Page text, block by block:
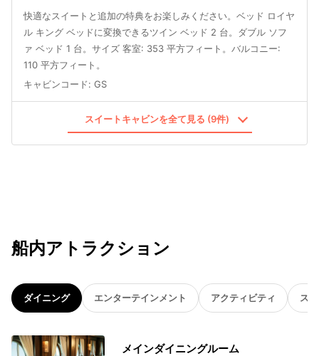
快適なスイートと追加の特典をお楽しみください。ベッド ロイヤ
ル キング ベッドに変換できるツイン ベッド 2 台。ダブル ソフ
ァ ベッド 1 台。サイズ 客室: 353 平方フィート。バルコニー:
110 平方フィート。
キャビンコード: GS
スイートキャビンを全て見る (9件)
船内アトラクション
ダイニング エンターテインメント アクティビティ ス
メインダイニングルーム